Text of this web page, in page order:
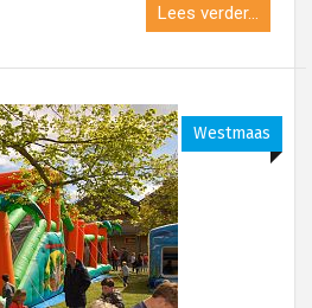
Lees verder...
Westmaas